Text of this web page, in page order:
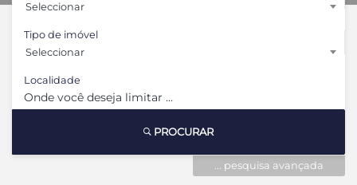
Seleccionar
Tipo de imóvel
Seleccionar
Localidade
PROCURAR
... pesquisa avançada